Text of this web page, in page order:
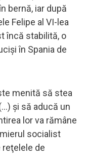
bernă, iar după
Felipe al VI-lea
încă stabilită, o
în Spania de
menită să stea
şi să aducă un
lor va rămâne
socialist
de